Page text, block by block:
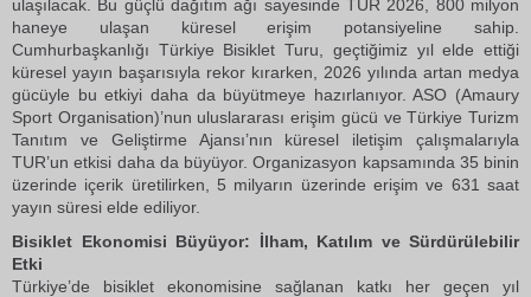
ulaşılacak. Bu güçlü dağıtım ağı sayesinde TUR 2026, 800 milyon
haneye ulaşan küresel erişim potansiyeline sahip.
Cumhurbaşkanlığı Türkiye Bisiklet Turu, geçtiğimiz yıl elde ettiği
küresel yayın başarısıyla rekor kırarken, 2026 yılında artan medya
gücüyle bu etkiyi daha da büyütmeye hazırlanıyor. ASO (Amaury
Sport Organisation)’nun uluslararası erişim gücü ve Türkiye Turizm
Tanıtım ve Geliştirme Ajansı’nın küresel iletişim çalışmalarıyla
TUR’un etkisi daha da büyüyor. Organizasyon kapsamında 35 binin
üzerinde içerik üretilirken, 5 milyarın üzerinde erişim ve 631 saat
yayın süresi elde ediliyor.
Bisiklet Ekonomisi Büyüyor: İlham, Katılım ve Sürdürülebilir
Etki
Türkiye’de bisiklet ekonomisine sağlanan katkı her geçen yıl